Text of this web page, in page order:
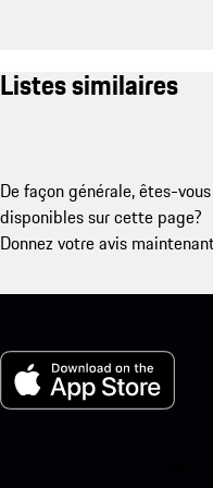
Listes similaires
De façon générale, êtes-
disponibles sur cette page?
Donnez votre avis